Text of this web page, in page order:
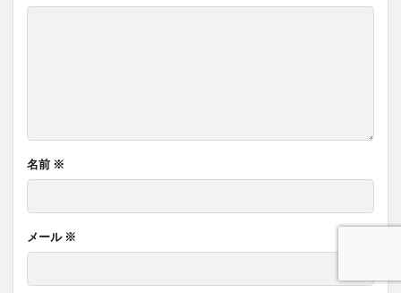
名前 ※
メール ※